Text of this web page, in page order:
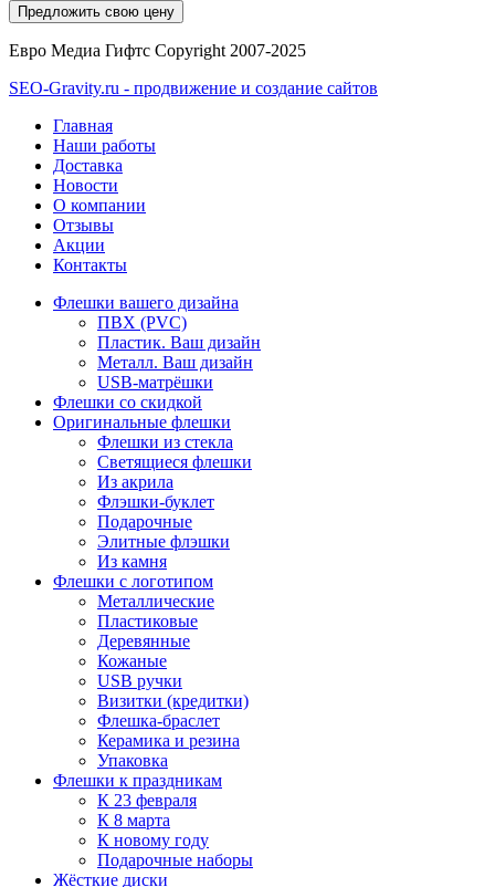
Евро Медиа Гифтс Copyright 2007-2025
SEO-Gravity.ru - продвижение и создание сайтов
Главная
Наши работы
Доставка
Новости
О компании
Отзывы
Акции
Контакты
Флешки вашего дизайна
ПВХ (PVC)
Пластик. Ваш дизайн
Металл. Ваш дизайн
USB-матрёшки
Флешки со скидкой
Оригинальные флешки
Флешки из стекла
Светящиеся флешки
Из акрила
Флэшки-буклет
Подарочные
Элитные флэшки
Из камня
Флешки с логотипом
Металлические
Пластиковые
Деревянные
Кожаные
USB ручки
Визитки (кредитки)
Флешка-браслет
Керамика и резина
Упаковка
Флешки к праздникам
К 23 февраля
К 8 марта
К новому году
Подарочные наборы
Жёсткие диски